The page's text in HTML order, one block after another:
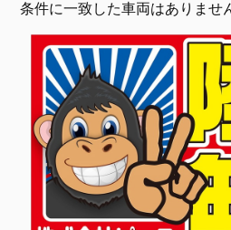
条件に一致した車両はありませ